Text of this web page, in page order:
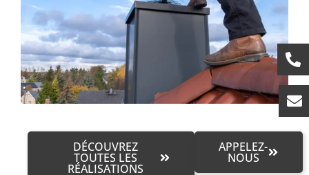
DÉCOUVREZ
TOUTES LES
RÉALISATIONS
APPELEZ-
NOUS